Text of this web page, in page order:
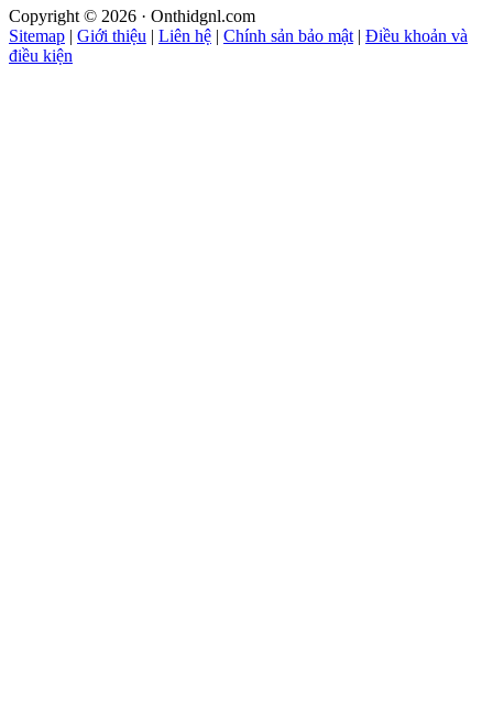
Copyright © 2026 · Onthidgnl.com
Sitemap | Giới thiệu | Liên hệ | Chính sản bảo mật | Điều khoản và
điều kiện